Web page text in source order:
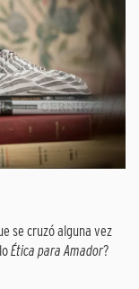
se cruzó alguna vez
Ética para Amador?